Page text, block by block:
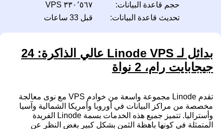
حجم قاعدة البيانات:
٣٣٠٬٥٦٧ VPS
تحديث قاعدة البيانات:
قبل 33 ساعات
بدائل لـ Linode VPS عالي الذاكرة: 24
جيجابايت رام، 2 نواة
تقدم Linode مجموعة واسعة من خوادم VPS مع نوى معالجة
مخصصة من مراكز البيانات في أوروبا وأمريكا الشمالية وآسيا
وأستراليا. تتميز جميع هذه الخدمات بسمة Linode الفريدة
المتمثلة في كونها باهظة الثمن بشكل كبير بغض النظر عن